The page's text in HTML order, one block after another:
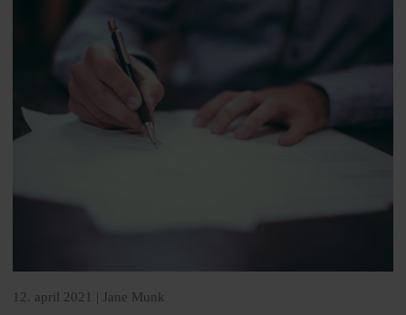
12. april 2021 | Jane Munk